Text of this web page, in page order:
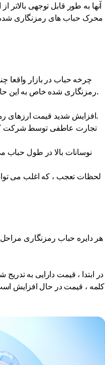
آنها به طور قابل توجهی
محرک حباب های رمزنگاری شده
چرخه حباب در بازار واقعا
رمزنگاری شده خاص به این حالت آسان تر شود. در اینجا چند گزینه اساسی وجود دارد که قطعا دوره حباب بازار رمزنگاری را توصیف می کند.
افزایش شدید قیمت ارزهای رمزنگاری شده می تواند به سرعت شروع به افزایش کند ، گاهی اوقات ده ها یا صدها درصد در یک دوره کوتاه.
تجارت عاطفی توسط شرکت
نوسانات بالا در طول
لحظات تعجب ، که اغلب می
هر دایره حباب رمزنگاری
در ابتدا ، قیمت دارایی به
کلمه ، قیمت در حال افزایش است